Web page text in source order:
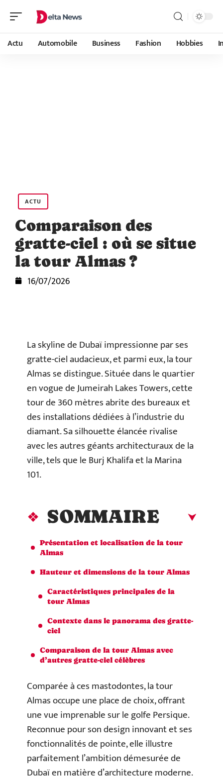
Actu Automobile Business Fashion Hobbies
ACTU
Comparaison des
gratte-ciel : où se situe
la tour Almas ?
16/07/2026
La skyline de Dubaï impressionne par ses
gratte-ciel audacieux, et parmi eux, la tour
Almas se distingue. Située dans le quartier
en vogue de Jumeirah Lakes Towers, cette
tour de 360 mètres abrite des bureaux et
des installations dédiées à l’industrie du
diamant. Sa silhouette élancée rivalise
avec les autres géants architecturaux de la
ville, tels que le Burj Khalifa et la Marina
101.
SOMMAIRE
Présentation et localisation de la tour
Almas
Hauteur et dimensions de la tour Almas
Caractéristiques principales de la
tour Almas
Contexte dans le panorama des gratte-
ciel
Comparaison de la tour Almas avec
d’autres gratte-ciel célèbres
Comparée à ces mastodontes, la tour
Almas occupe une place de choix, offrant
une vue imprenable sur le golfe Persique.
Reconnue pour son design innovant et ses
fonctionnalités de pointe, elle illustre
parfaitement l’ambition démesurée de
Dubaï en matière d’architecture moderne.